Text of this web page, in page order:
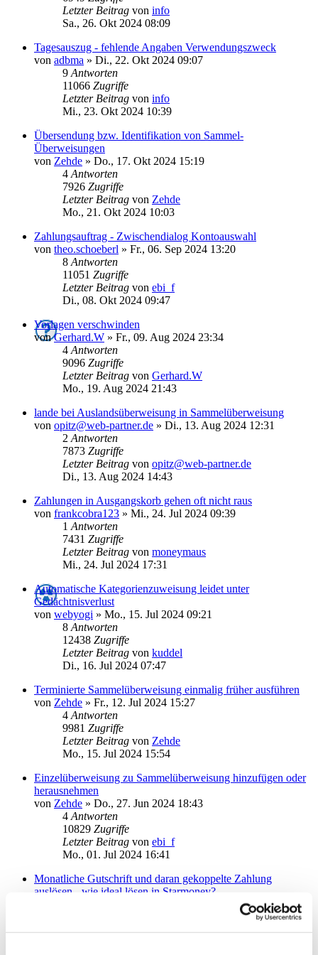
Letzter Beitrag von info
Sa., 26. Okt 2024 08:09
Tagesauszug - fehlende Angaben Verwendungszweck
von adbma » Di., 22. Okt 2024 09:07
9 Antworten
11066 Zugriffe
Letzter Beitrag von info
Mi., 23. Okt 2024 10:39
Übersendung bzw. Identifikation von Sammel-
Überweisungen
von Zehde » Do., 17. Okt 2024 15:19
4 Antworten
7926 Zugriffe
Letzter Beitrag von Zehde
Mo., 21. Okt 2024 10:03
Zahlungsauftrag - Zwischendialog Kontoauswahl
von theo.schoeberl » Fr., 06. Sep 2024 13:20
8 Antworten
11051 Zugriffe
Letzter Beitrag von ebi_f
Di., 08. Okt 2024 09:47
Vorlagen verschwinden
vonGerhard.W » Fr., 09. Aug 2024 23:34
4 Antworten
9096 Zugriffe
Letzter Beitrag von Gerhard.W
Mo., 19. Aug 2024 21:43
lande bei Auslandsüberweisung in Sammelüberweisung
von opitz@web-partner.de » Di., 13. Aug 2024 12:31
2 Antworten
7873 Zugriffe
Letzter Beitrag von opitz@web-partner.de
Di., 13. Aug 2024 14:43
Zahlungen in Ausgangskorb gehen oft nicht raus
von frankcobra123 » Mi., 24. Jul 2024 09:39
1 Antworten
7431 Zugriffe
Letzter Beitrag von moneymaus
Mi., 24. Jul 2024 17:31
Automatische Kategorienzuweisung leidet unter
Gedächtnisverlust
von webyogi » Mo., 15. Jul 2024 09:21
8 Antworten
12438 Zugriffe
Letzter Beitrag von kuddel
Di., 16. Jul 2024 07:47
Terminierte Sammelüberweisung einmalig früher ausführen
von Zehde » Fr., 12. Jul 2024 15:27
4 Antworten
9981 Zugriffe
Letzter Beitrag von Zehde
Mo., 15. Jul 2024 15:54
Einzelüberweisung zu Sammelüberweisung hinzufügen oder
herausnehmen
von Zehde » Do., 27. Jun 2024 18:43
4 Antworten
10829 Zugriffe
Letzter Beitrag von ebi_f
Mo., 01. Jul 2024 16:41
Monatliche Gutschrift und daran gekoppelte Zahlung
auslösen - wie ideal lösen in Starmoney?
12935Zugriffe